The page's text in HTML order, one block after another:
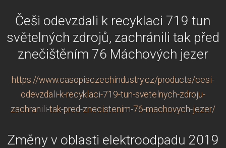
Češi odevzdali k recyklaci 719 tun
světelných zdrojů, zachránili tak před
znečištěním 76 Máchových jezer
https://www.casopisczechindustry.cz/products/cesi-
odevzdali-k-recyklaci-719-tun-svetelnych-zdroju-
zachranili-tak-pred-znecistenim-76-machovych-jezer/
Změny v oblasti elektroodpadu 2019